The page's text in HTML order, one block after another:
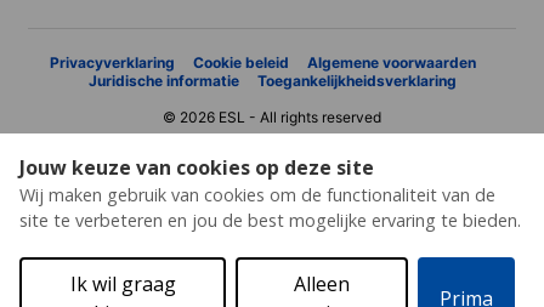
Jouw keuze van cookies op deze site
Wij maken gebruik van cookies om de functionaliteit van de
site te verbeteren en jou de best mogelijke ervaring te bieden.
Prima
Alleen
Ik wil graag
Privacyverklaring Cookie beleid
Algemene voorwaarden
Juridische informatie
Toegankelijkheidsverklaring
© 2026 ESL - All rights reserved